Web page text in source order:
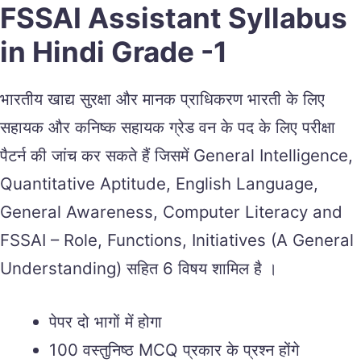
FSSAI Assistant Syllabus
in Hindi Grade -1
भारतीय खाद्य सुरक्षा और मानक प्राधिकरण भारती के लिए
सहायक और कनिष्क सहायक ग्रेड वन के पद के लिए परीक्षा
पैटर्न की जांच कर सकते हैं जिसमें General Intelligence,
Quantitative Aptitude, English Language,
General Awareness, Computer Literacy and
FSSAI – Role, Functions, Initiatives (A General
Understanding) सहित 6 विषय शामिल है ।
पेपर दो भागों में होगा
100 वस्तुनिष्ठ MCQ प्रकार के प्रश्न होंगे